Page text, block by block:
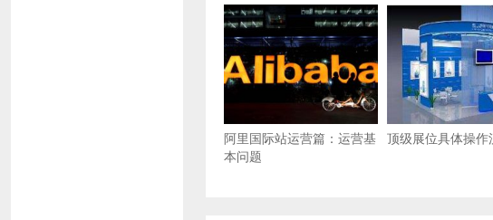
阿里国际站运营篇：运营基
本问题
顶级展位具体操作